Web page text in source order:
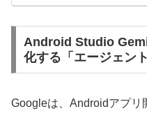
Android Studio
化する「エージェン
Googleは、Androidアプリ